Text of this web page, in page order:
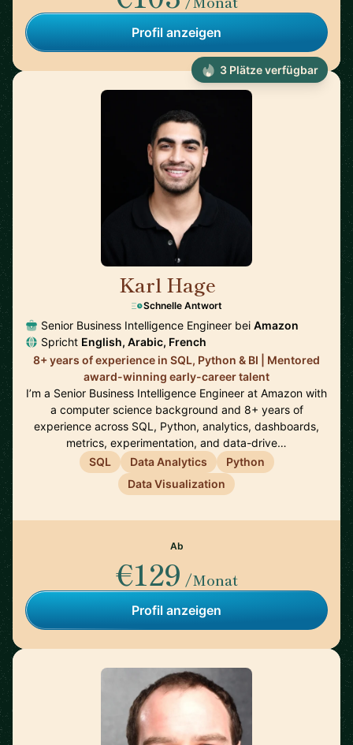
Profil anzeigen
Karl Hage
Schnelle Antwort
Senior Business Intelligence Engineer bei Amazon
Spricht English, Arabic, French
8+ years of experience in SQL, Python & BI | Mentored
award-winning early-career talent
I’m a Senior Business Intelligence Engineer at Amazon with
a computer science background and 8+ years of
experience across SQL, Python, analytics, dashboards,
metrics, experimentation, and data-drive…
SQL
Data Analytics
Python
Data Visualization
Ab
€129 /Monat
Profil anzeigen
3 Plätze verfügbar